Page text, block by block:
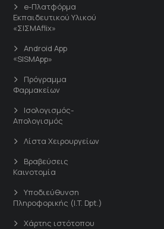
e-Πλατφόρμα
Εκπαιδευτικού Υλικού
«ΣΙΣΜΑflix»
Android App
«SISMApp»
Πρόγραμμα
Φαρμακείων
Ισολογισμός-
Απολογισμός
Λίστα Χειρουργείων
Βραβεύσεις
Καινοτομία
Υποδιεύθυνση
Πληροφορικής (I.T. Dpt.)
Χάρτης ιστότοπου